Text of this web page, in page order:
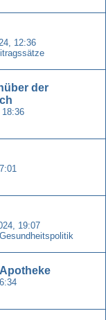
12:36
der
18:36
19:07